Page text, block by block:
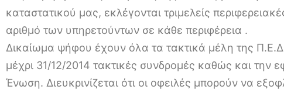
καταστατικού μας, εκλέγονται τριμελείς
αριθμό των υπηρετούντων σε κάθε περιφέρεια .
Δικαίωμα ψήφου έχουν όλα τα τακτικά μέλη της
μέχρι 31/12/2014 τακτικές συνδρομές καθώς και την
Ένωση. Διευκρινίζεται ότι οι οφειλές μπορούν να